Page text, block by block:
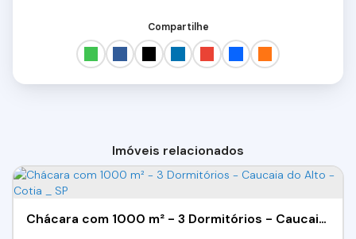
Compartilhe
Imóveis relacionados
Chácara com 1000 m² - 3 Dormitórios - Caucaia do Alto - Cotia _ SP